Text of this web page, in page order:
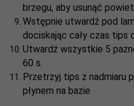
brzegu, aby usunąć
Wstępnie utwardź pod
dociskając cały czas tips
Utwardź wszystkie 5
60 s.
Przetrzyj tips z nadmiaru
płynem na bazie